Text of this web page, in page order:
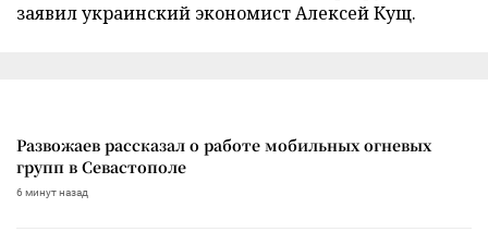
заявил украинский экономист Алексей Кущ.
Развожаев рассказал о работе мобильных огневых
групп в Севастополе
6 минут назад